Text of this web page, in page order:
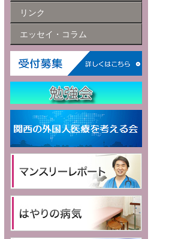
リンク
エッセイ・コラム